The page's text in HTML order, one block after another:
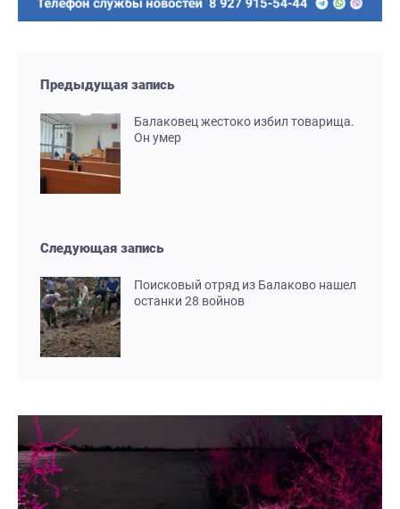
Предыдущая запись
Балаковец жестоко избил товарища.
Он умер
Следующая запись
Поисковый отряд из Балаково нашел
останки 28 войнов